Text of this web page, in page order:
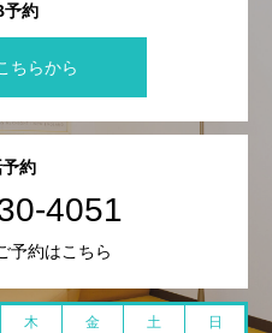
予約
ちらから
約
4051
予約はこちら
木 金 土 日